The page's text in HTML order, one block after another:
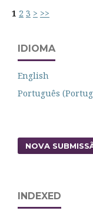
1 2 3 > >>
IDIOMA
English
Português
NOVA
INDEXED